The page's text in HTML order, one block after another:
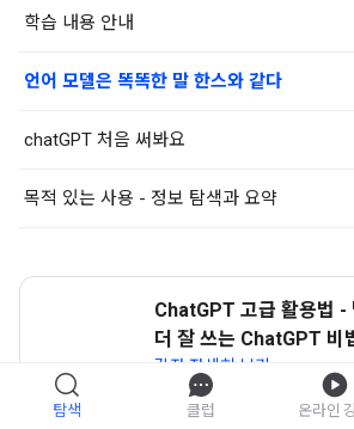
학습 내용 안내
언어 모델은 똑똑한 말 한스와 같다
chatGPT 처음 써봐요
목적 있는 사용 - 정보 탐색과 요약
ChatGPT 고급 활용법 -
더 잘 쓰는 ChatGPT 비
강좌 자세히 보기
탐색 클럽 온라인